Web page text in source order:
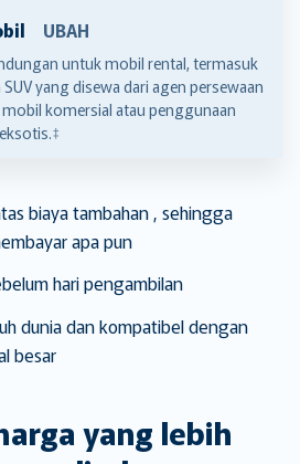
select
a
date.
mark
key
to
get
the
changing
UBAH
untuk mobil rental, termasuk
yang disewa dari agen persewaan
komersial atau penggunaan
biaya tambahan , sehingga
apa pun
hari pengambilan
dunia dan kompatibel dengan
besar
yang lebih